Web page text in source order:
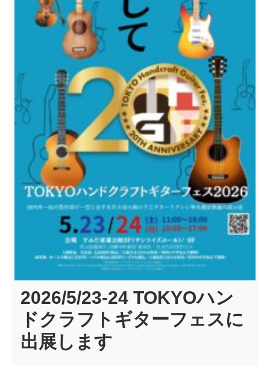
2026/5/23-24 TOKYOハン
ドクラフトギターフェスに
出展します